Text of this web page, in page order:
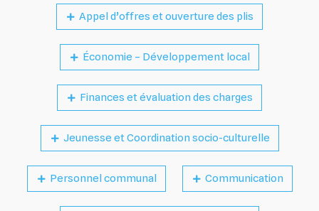
Appel d’offres et ouverture des plis
Économie – Développement local
Finances et évaluation des charges
Jeunesse et Coordination socio-culturelle
Personnel communal Communication